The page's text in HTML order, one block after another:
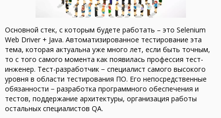
Основной стек, с которым будете работать – это Selenium
Web Driver + Java. Автоматизированное тестирование эта
тема, которая актуальна уже много лет, если быть точным,
то с того самого момента как появилась профессия тест-
инженер. Тест-разработчик − специалист самого высокого
уровня в области тестирования ПО. Его непосредственные
обязанности − разработка программного обеспечения и
тестов, поддержание архитектуры, организация работы
остальных специалистов QA.